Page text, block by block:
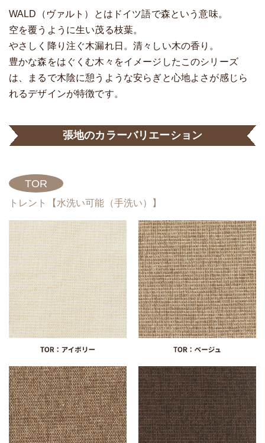
WALD（ヴァルト）とはドイツ語で森という意味。
空を覆うように生い茂る枝葉。
やさしく降り注ぐ木漏れ日。清々しい木の香り。
豊かな森をはぐくむ木々をイメージしたこのシリーズ
は、まるで木陰に憩うような安らぎと心地よさが感じら
れるデザインが特徴です。
張地のカラーバリエーション
TOR
トレント【水洗い可能（手洗い）】